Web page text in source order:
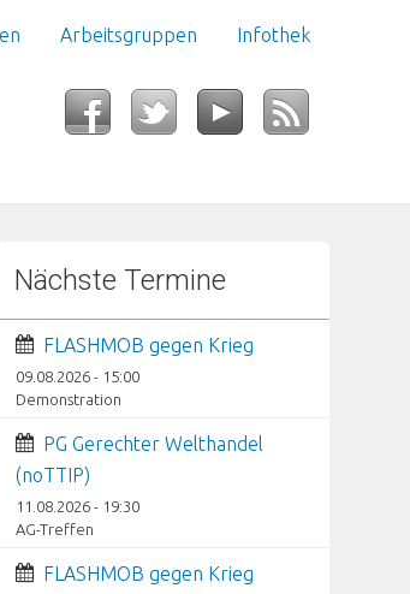
Arbeitsgruppen Infothek
Nächste Termine
FLASHMOB gegen Krieg
09.08.2026 - 15:00
Demonstration
PG Gerechter Welthandel
(noTTIP)
11.08.2026 - 19:30
AG-Treffen
FLASHMOB gegen Krieg